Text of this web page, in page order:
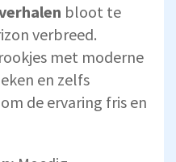
bloot te
verbreed.
met moderne
en zelfs
de ervaring fris en